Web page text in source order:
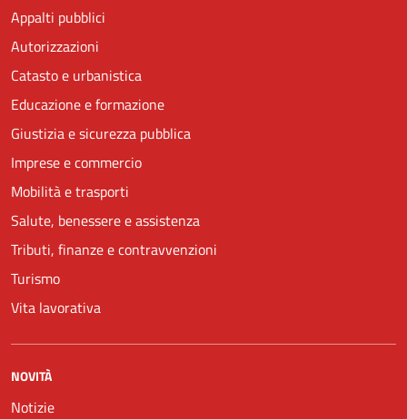
Appalti pubblici
Autorizzazioni
Catasto e urbanistica
Educazione e formazione
Giustizia e sicurezza pubblica
Imprese e commercio
Mobilità e trasporti
Salute, benessere e assistenza
Tributi, finanze e contravvenzioni
Turismo
Vita lavorativa
NOVITÀ
Notizie